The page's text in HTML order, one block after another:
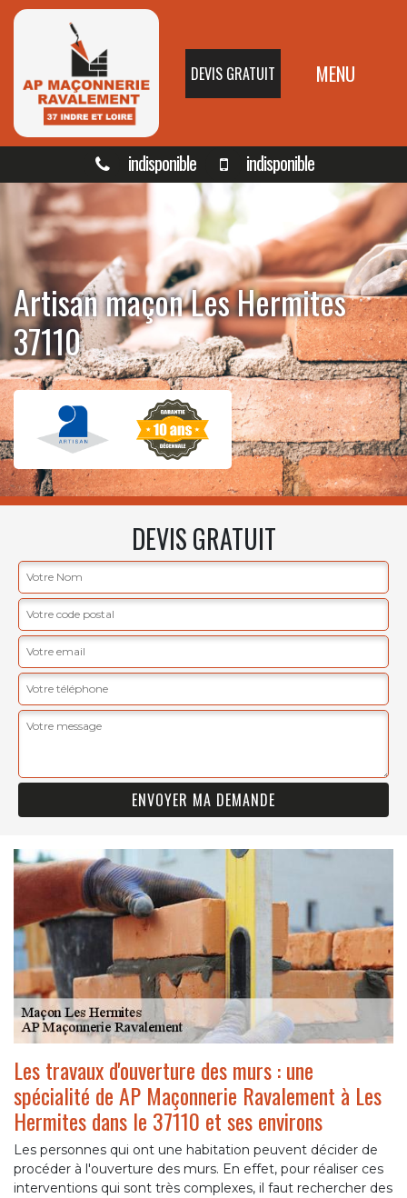
DEVIS GRATUIT MENU
indisponible indisponible
Artisan maçon Les Hermites
37110
DEVIS GRATUIT
Les travaux d'ouverture des murs : une
spécialité de AP Maçonnerie Ravalement à Les
Hermites dans le 37110 et ses environs
Les personnes qui ont une habitation peuvent décider de
procéder à l'ouverture des murs. En effet, pour réaliser ces
interventions qui sont très complexes, il faut rechercher des